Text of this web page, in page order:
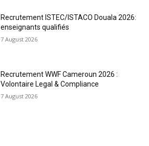
Recrutement ISTEC/ISTACO Douala 2026:
enseignants qualifiés
7 August 2026
Recrutement WWF Cameroun 2026 :
Volontaire Legal & Compliance
7 August 2026